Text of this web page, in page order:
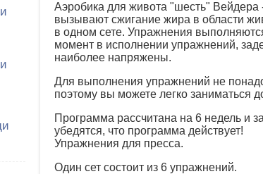
Аэробика для живота "шесть" Вейдера
вызывают сжигание жира в области
в одном сете. Упражнения
момент в исполнении упражнений,
наиболее напряжены.
Для выполнения упражнений не
поэтому вы можете легко заниматься
Программа рассчитана на 6 недель и
убедятся, что программа действует!
Упражнения для пресса.
Один сет состоит из 6 упражнений.